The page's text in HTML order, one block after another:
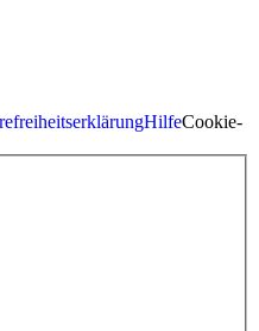
HilfeCookie-